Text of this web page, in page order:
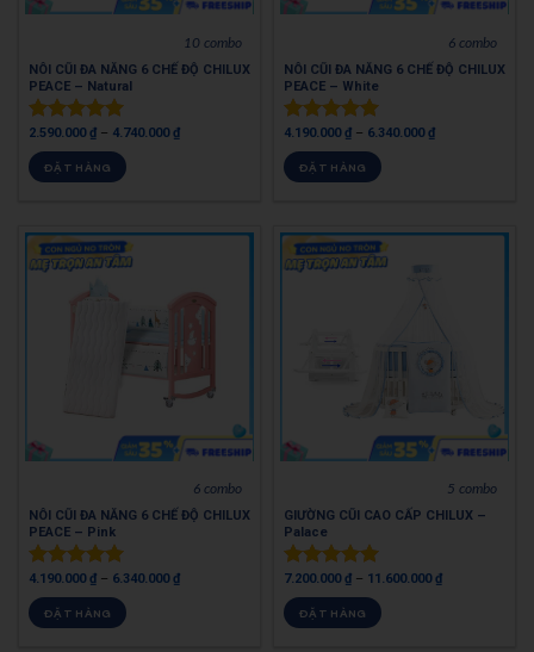
10 combo
NÔI CŨI ĐA NĂNG 6 CHẾ ĐỘ CHILUX
PEACE – Natural
Được xếp
hạng4.97
5 sao
2.590.000₫ – 4.740.000₫
ĐẶT HÀNG
6 combo
NÔI CŨI ĐA NĂNG 6 CHẾ ĐỘ CHILUX
PEACE – White
Được xếp
hạng4.98
5 sao
4.190.000₫ – 6.340.000₫
ĐẶT HÀNG
6 combo
NÔI CŨI ĐA NĂNG 6 CHẾ ĐỘ CHILUX
PEACE – Pink
Được xếp
hạng5.00
5 sao
4.190.000₫ – 6.340.000₫
ĐẶT HÀNG
5 combo
GIƯỜNG CŨI CAO CẤP CHILUX –
Palace
Được xếp
hạng4.95
5 sao
7.200.000₫ – 11.600.000₫
ĐẶT HÀNG